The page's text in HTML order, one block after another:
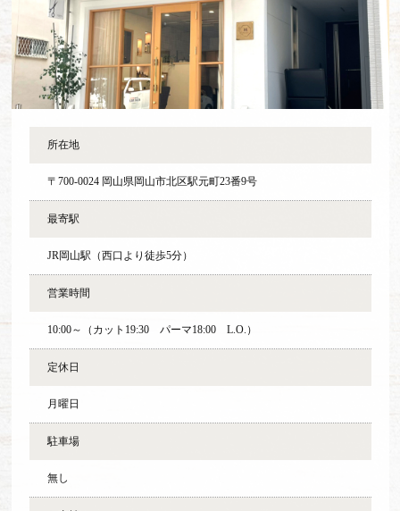
所在地
〒700-0024 岡山県岡山市北区駅元町23番9号
最寄駅
JR岡山駅（西口より徒歩5分）
営業時間
10:00～（カット19:30 パーマ18:00 L.O.）
定休日
月曜日
駐車場
無し